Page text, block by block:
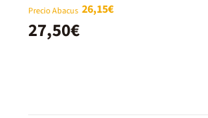
Precio Abacus 26,15€
27,50€